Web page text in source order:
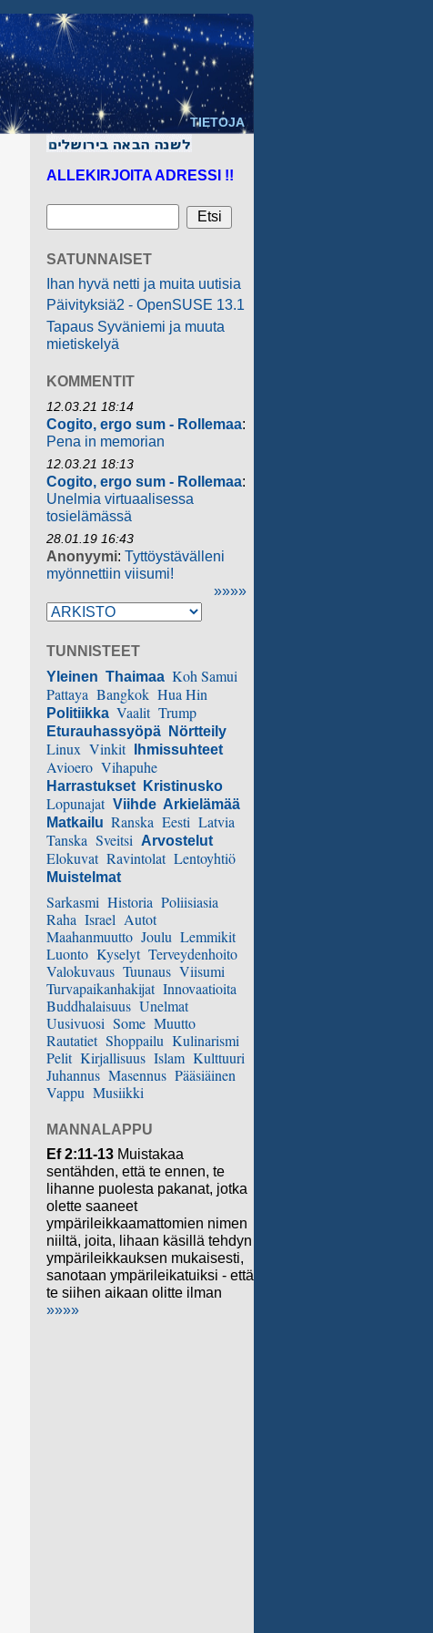
TIETOJA
ALLEKIRJOITA ADRESSI !!
SATUNNAISET
Ihan hyvä netti ja muita uutisia
Päivityksiä2 - OpenSUSE 13.1
Tapaus Syväniemi ja muuta
mietiskelyä
KOMMENTIT
12.03.21 18:14
Cogito, ergo sum - Rollemaa:
Pena in memorian
12.03.21 18:13
Cogito, ergo sum - Rollemaa:
Unelmia virtuaalisessa
tosielämässä
28.01.19 16:43
Anonyymi: Tyttöystävälleni
myönnettiin viisumi!
»»»»
TUNNISTEET
Yleinen Thaimaa Koh Samui
Pattaya Bangkok Hua Hin
Politiikka Vaalit Trump
Eturauhassyöpä Nörtteily
Linux Vinkit Ihmissuhteet
Avioero Vihapuhe
Harrastukset Kristinusko
Lopunajat Viihde Arkielämää
Matkailu Ranska Eesti Latvia
Tanska Sveitsi Arvostelut
Elokuvat Ravintolat Lentoyhtiö
Muistelmat
Sarkasmi Historia Poliisiasia
Raha Israel Autot
Maahanmuutto Joulu Lemmikit
Luonto Kyselyt Terveydenhoito
Valokuvaus Tuunaus Viisumi
Turvapaikanhakijat Innovaatioita
Buddhalaisuus Unelmat
Uusivuosi Some Muutto
Rautatiet Shoppailu Kulinarismi
Pelit Kirjallisuus Islam Kulttuuri
Juhannus Masennus Pääsiäinen
Vappu Musiikki
MANNALAPPU
Ef 2:11-13 Muistakaa
sentähden, että te ennen, te
lihanne puolesta pakanat, jotka
olette saaneet
ympärileikkaamattomien nimen
niiltä, joita, lihaan käsillä tehdyn
ympärileikkauksen mukaisesti,
sanotaan ympärileikatuiksi - että
te siihen aikaan olitte ilman
»»»»